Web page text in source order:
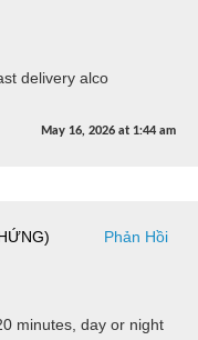
delivery alco
May 16, 2026 at 1:44 am
Phản Hồi
minutes, day or night